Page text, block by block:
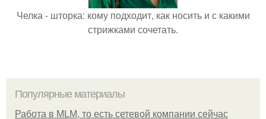
Челка - шторка: кому подходит, как носить и с какими
стрижками сочетать.
Популярные материалы
Работа в MLM, то есть сетевой компании сейчас